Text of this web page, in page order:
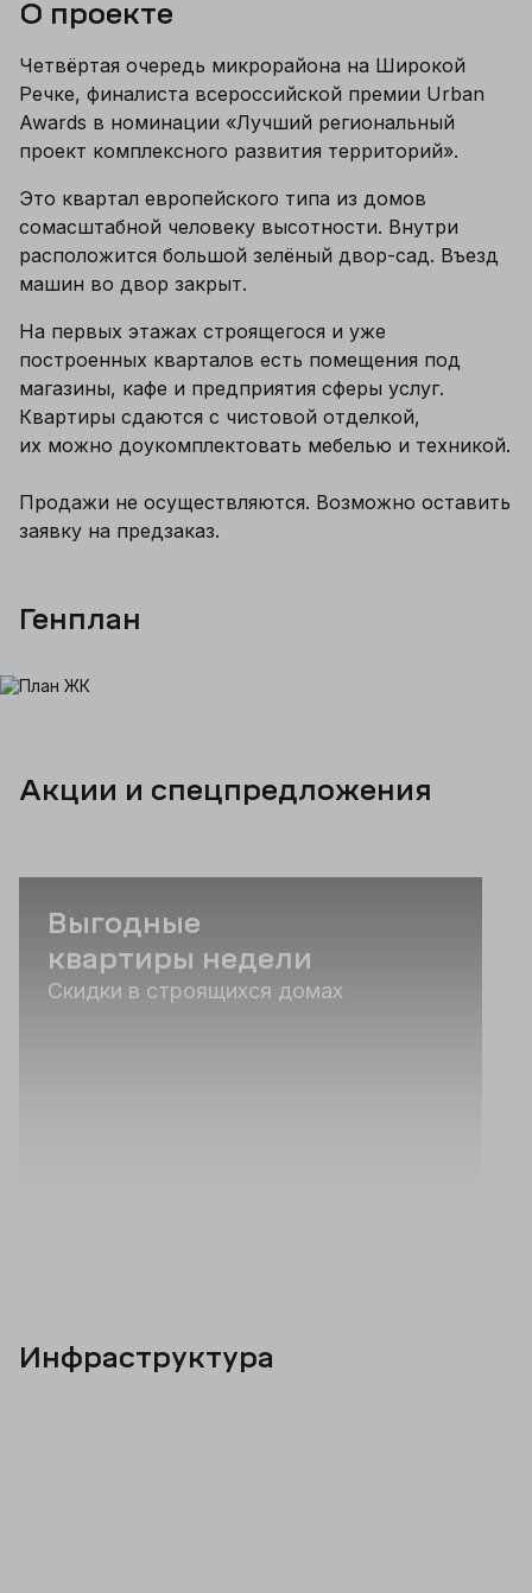
О проекте
Четвёртая очередь микрорайона на Широкой
Речке, финалиста всероссийской премии Urban
Awards в номинации «Лучший региональный
проект комплексного развития территорий».
Это квартал европейского типа из домов
сомасштабной человеку высотности. Внутри
расположится большой зелёный двор-сад. Въезд
машин во двор закрыт.
На первых этажах строящегося и уже
построенных кварталов есть помещения под
магазины, кафе и предприятия сферы услуг.
Квартиры сдаются с чистовой отделкой,
их можно доукомплектовать мебелью и техникой.
Продажи не осуществляются. Возможно оставить
заявку на предзаказ.
Генплан
Акции и спецпредложения
Выгодные
квартиры недели
Скидки в строящихся домах
Инфраструктура